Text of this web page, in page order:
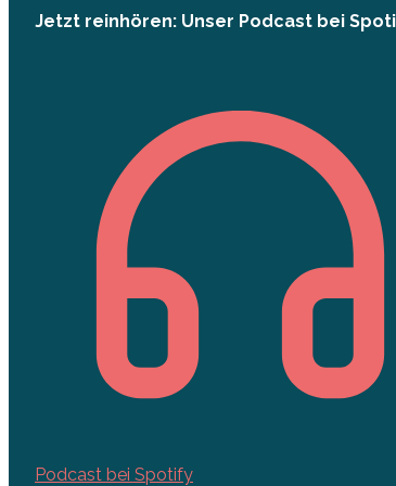
Jetzt reinhören: Unser Podcast bei
Podcast bei Spotify